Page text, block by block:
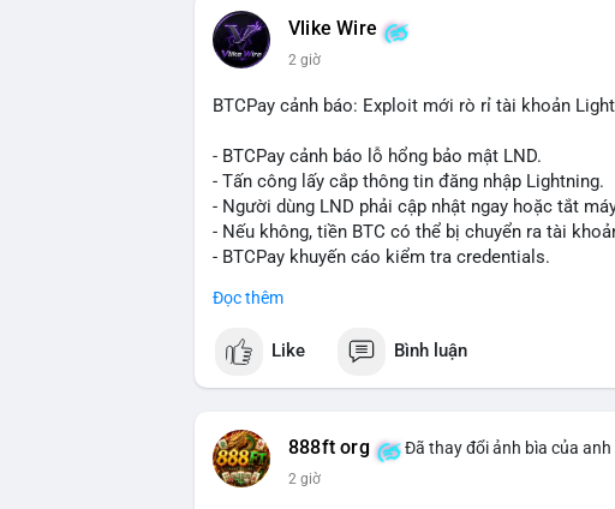
quyết định áp lực cung ngắn hạn lên thị trường.
xuất hiện dòng tiền lớn, nhưng chưa đủ để tạo
lệnh chuyển tiếp theo.
Lời khuyên:
định xu hướng rõ ràng hơn. Tránh hành động vội
hợp với khối lượng giao dịch chung và biểu đồ giá
#289btc #chuyenvilon #giaodichchuaxacnhan
Vlike Wire
2 giờ
BTCPay cảnh báo: Exploit mới rò rỉ tài khoản
- BTCPay cảnh báo lỗ hổng bảo mật LND.
- Tấn công lấy cắp thông tin đăng nhập Lightning.
- Người dùng LND phải cập nhật ngay hoặc tắt
- Nếu không, tiền BTC có thể bị chuyển ra tài
- BTCPay khuyến cáo kiểm tra credentials.
#binancesquare
$btc
📰 Nguồn: CoinDesk
Đọc thêm
Like Bình luận
888ft org Đã thay đổi ảnh bìa của anh
2 giờ